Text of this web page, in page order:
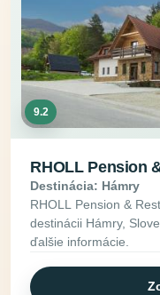
9.2
RHOLL Pension
Destinácia: Hámry
RHOLL Pension &
destinácii Hámry,
ďalšie informácie.